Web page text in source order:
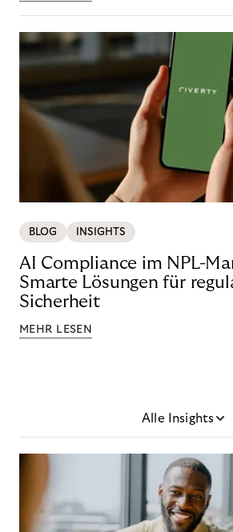
BLOG INSIGHTS
AI Compliance im NPL-
Smarte Lösungen für
Sicherheit
MEHR LESEN
Alle Insights